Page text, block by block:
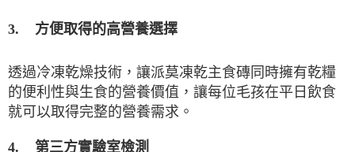
3. 方便取得的高營養選擇
透過冷凍乾燥技術，讓派莫凍乾主食磚同時擁有乾糧
的便利性與生食的營養價值，讓每位毛孩在平日飲食
就可以取得完整的營養需求。
4. 第三方實驗室檢測